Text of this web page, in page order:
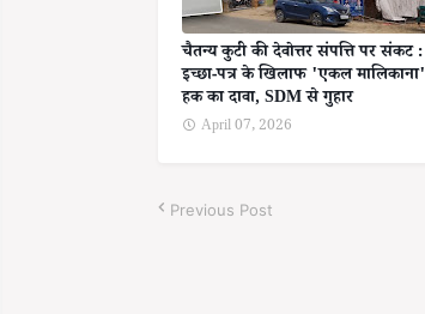
चैतन्य कुटी की देवोत्तर संपत्ति पर संकट :
इच्छा-पत्र के खिलाफ 'एकल मालिकाना'
हक का दावा, SDM से गुहार
April 07, 2026
Previous Post